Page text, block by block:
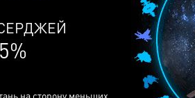
на сторону меньших